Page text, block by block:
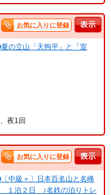
お気に入りに登録
の立山「天狗平」と「室
夜1回
お気に入りに登録
中級＋〕日本百名山と名峰
１泊２日 ♪名鉄の泊りトレ